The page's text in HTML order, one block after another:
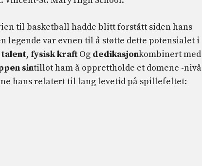
til basketball hadde blitt forstått siden hans
legende var evnen til å støtte dette potensialet i
talent, fysisk kraftOg dedikasjonkombinert med
sintillot ham å opprettholde et domene -nivå
hans relatert til lang levetid på spillefeltet: